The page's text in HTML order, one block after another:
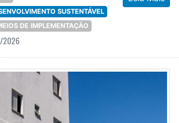
SUSTENTÁVEL
DE IMPLEMENTAÇÃO
2026